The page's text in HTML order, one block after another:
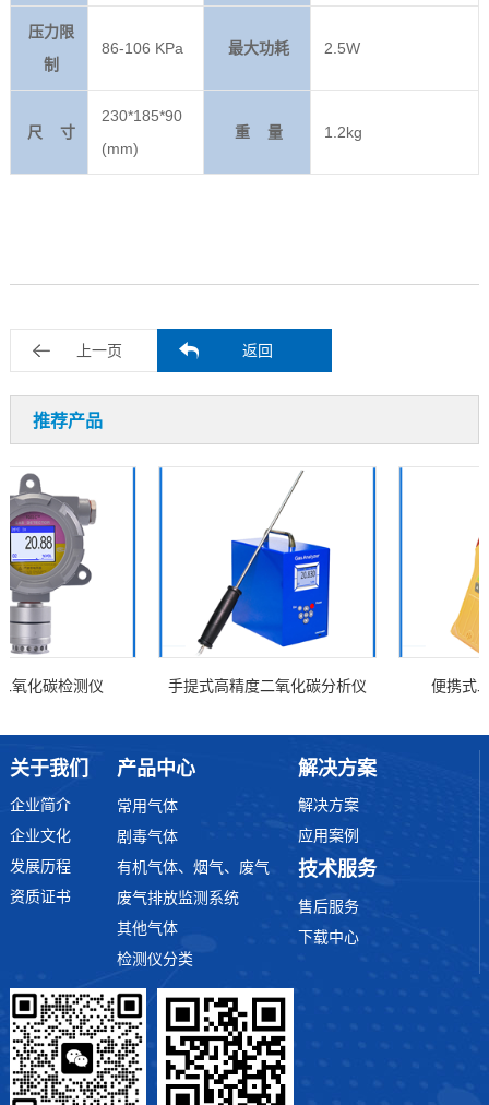
压力限
制
86-106 KPa 最大功耗 2.5W
尺 寸
230*185*90
(mm)
重 量 1.2kg
上一页 返回
推荐产品
碳检测仪 手提式高精度二氧化碳分析仪 便携式二氧
关于我们
企业简介
企业文化
发展历程
资质证书
产品中心
常用气体
剧毒气体
有机气体、烟气、废气
废气排放监测系统
其他气体
检测仪分类
解决方案
解决方案
应用案例
技术服务
售后服务
下载中心